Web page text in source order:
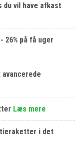
du vil have afkast
på få uger
avancerede
Læs mere
i det